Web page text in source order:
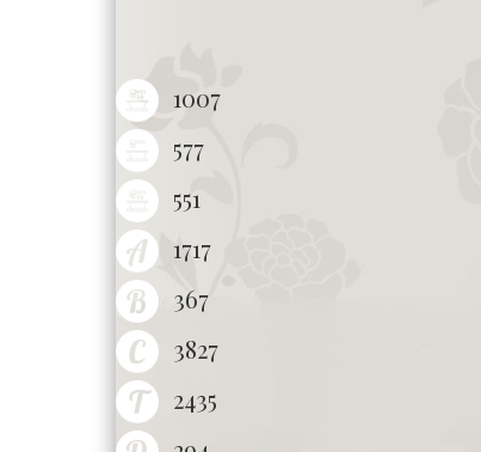
1007
577
551
1717
367
3827
2435